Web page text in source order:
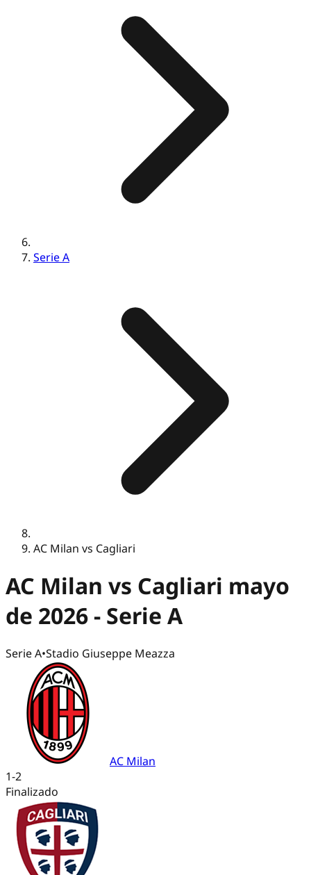
Serie A
AC Milan vs Cagliari
AC Milan vs Cagliari mayo
de 2026 - Serie A
Serie A•Stadio Giuseppe Meazza
AC Milan
1-2
Finalizado